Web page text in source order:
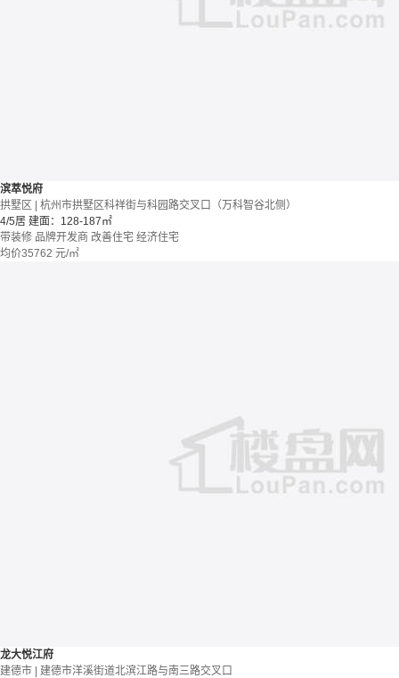
滨萃悦府
拱墅区 | 杭州市拱墅区科祥街与科园路交叉口（万科智谷北侧）
4/5居 建面：128-187㎡
带装修 品牌开发商 改善住宅 经济住宅
均价35762 元/㎡
龙大悦江府
建德市 | 建德市洋溪街道北滨江路与南三路交叉口